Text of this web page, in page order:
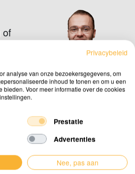
of
Privacybeleid
analyse van onze bezoekersgegevens, om
inhoud te tonen en om u een
bieden. Voor meer informatie over de cookies
Prestatie
Advertenties
Nee, pas aan